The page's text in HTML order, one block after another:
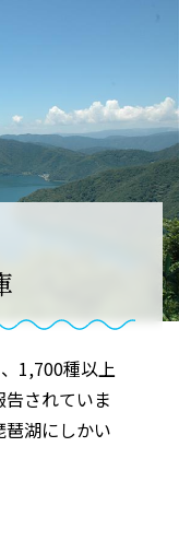
1,700種以上
されていま
湖にしかい